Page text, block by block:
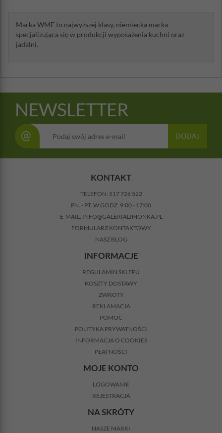
Marka WMF to najwyższej klasy, niemiecka marka
specjalizująca się w produkcji wyposażenia kuchni oraz
jadalni.
NEWSLETTER
@ DODAJ
KONTAKT
TELEFON: 517 726 522
PN. - PT. W GODZ. 9:00 - 17:00
E-MAIL: INFO@GALERIALIMONKA.PL
FORMULARZ KONTAKTOWY
NASZ BLOG
INFORMACJE
REGULAMIN SKLEPU
KOSZTY DOSTAWY
ZWROTY
REKLAMACJA
POMOC
POLITYKA PRYWATNOŚCI
INFORMACJA O COOKIES
PŁATNOŚCI
MOJE KONTO
LOGOWANIE
REJESTRACJA
NA SKRÓTY
NASZE MARKI